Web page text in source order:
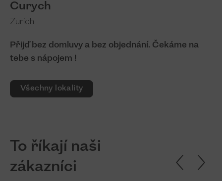
Curych
Zurich
Přijď bez domluvy a bez objednání. Čekáme na
tebe s nápojem !
Všechny lokality
To říkají naši
zákazníci